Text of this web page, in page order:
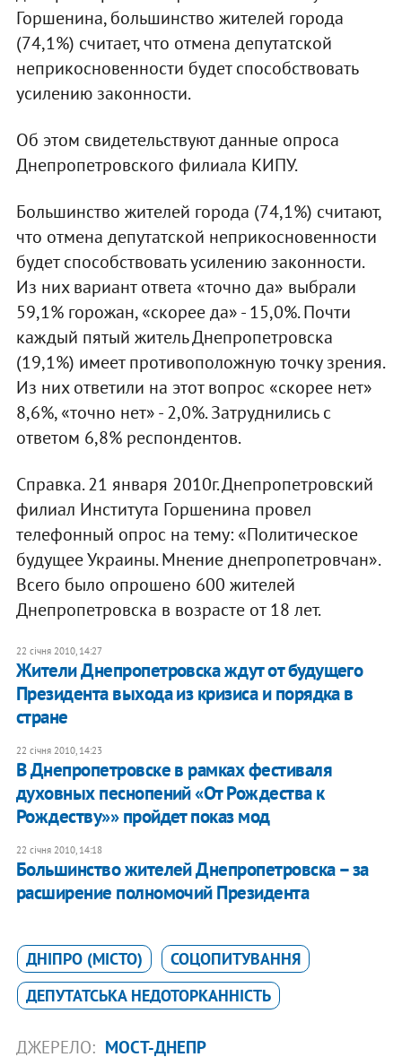
Горшенина, большинство жителей города
(74,1%) считает, что отмена депутатской
неприкосновенности будет способствовать
усилению законности.
Об этом свидетельствуют данные опроса
Днепропетровского филиала КИПУ.
Большинство жителей города (74,1%) считают,
что отмена депутатской неприкосновенности
будет способствовать усилению законности.
Из них вариант ответа «точно да» выбрали
59,1% горожан, «скорее да» - 15,0%. Почти
каждый пятый житель Днепропетровска
(19,1%) имеет противоположную точку зрения.
Из них ответили на этот вопрос «скорее нет»
8,6%, «точно нет» - 2,0%. Затруднились с
ответом 6,8% респондентов.
Справка. 21 января 2010г. Днепропетровский
филиал Института Горшенина провел
телефонный опрос на тему: «Политическое
будущее Украины. Мнение днепропетровчан».
Всего было опрошено 600 жителей
Днепропетровска в возрасте от 18 лет.
22 січня 2010, 14:27
Жители Днепропетровска ждут от будущего
Президента выхода из кризиса и порядка в
стране
22 січня 2010, 14:23
В Днепропетровске в рамках фестиваля
духовных песнопений «От Рождества к
Рождеству»» пройдет показ мод
22 січня 2010, 14:18
Большинство жителей Днепропетровска – за
расширение полномочий Президента
ДНІПРО (МІСТО)
СОЦОПИТУВАННЯ
ДЕПУТАТСЬКА НЕДОТОРКАННІСТЬ
ДЖЕРЕЛО: МОСТ-ДНЕПР